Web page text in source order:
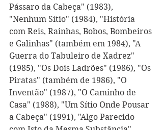
Pássaro da Cabeça" (1983),
"Nenhum Sítio" (1984), "História
com Reis, Rainhas, Bobos, Bombeiros
e Galinhas" (também em 1984), "A
Guerra do Tabuleiro de Xadrez"
(1985), "Os Dois Ladrões" (1986), "Os
Piratas" (também de 1986), "O
Inventão" (1987), "O Caminho de
Casa" (1988), "Um Sítio Onde Pousar
a Cabeça" (1991), "Algo Parecido